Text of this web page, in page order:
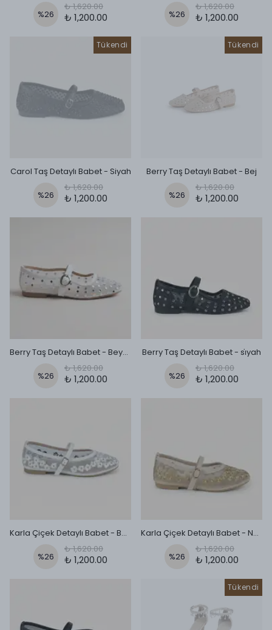
%26
₺ 1,620.00
₺ 1,200.00 %26
₺ 1,620.00
₺ 1,200.00
Tükendi
Carol Taş Detaylı Babet - Siyah
%26
₺ 1,620.00
₺ 1,200.00
Tükendi
Berry Taş Detaylı Babet - Bej
%26
₺ 1,620.00
₺ 1,200.00
Berry Taş Detaylı Babet - Beyaz
%26
₺ 1,620.00
₺ 1,200.00
Berry Taş Detaylı Babet - si̇yah
%26
₺ 1,620.00
₺ 1,200.00
Karla Çiçek Detaylı Babet - Beyaz
%26
₺ 1,620.00
₺ 1,200.00
Karla Çiçek Detaylı Babet - Nude
%26
₺ 1,620.00
₺ 1,200.00
Tükendi